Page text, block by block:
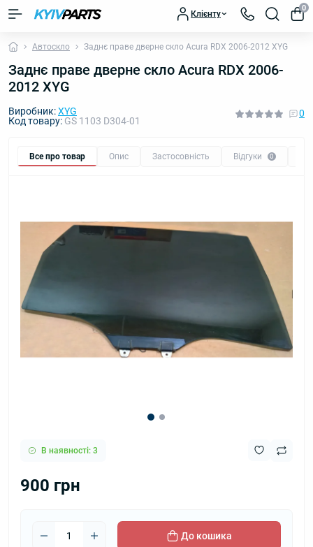
Клієнту
0
Автоскло Заднє праве дверне скло Acura RDX 2006-2012 XYG
Заднє праве дверне скло Acura RDX 2006-
2012 XYG
Виробник:XYG
Код товару: GS 1103 D304-01
0
Все про товар Опис Застосовність Відгуки 0
В наявності: 3
900 грн
До кошика